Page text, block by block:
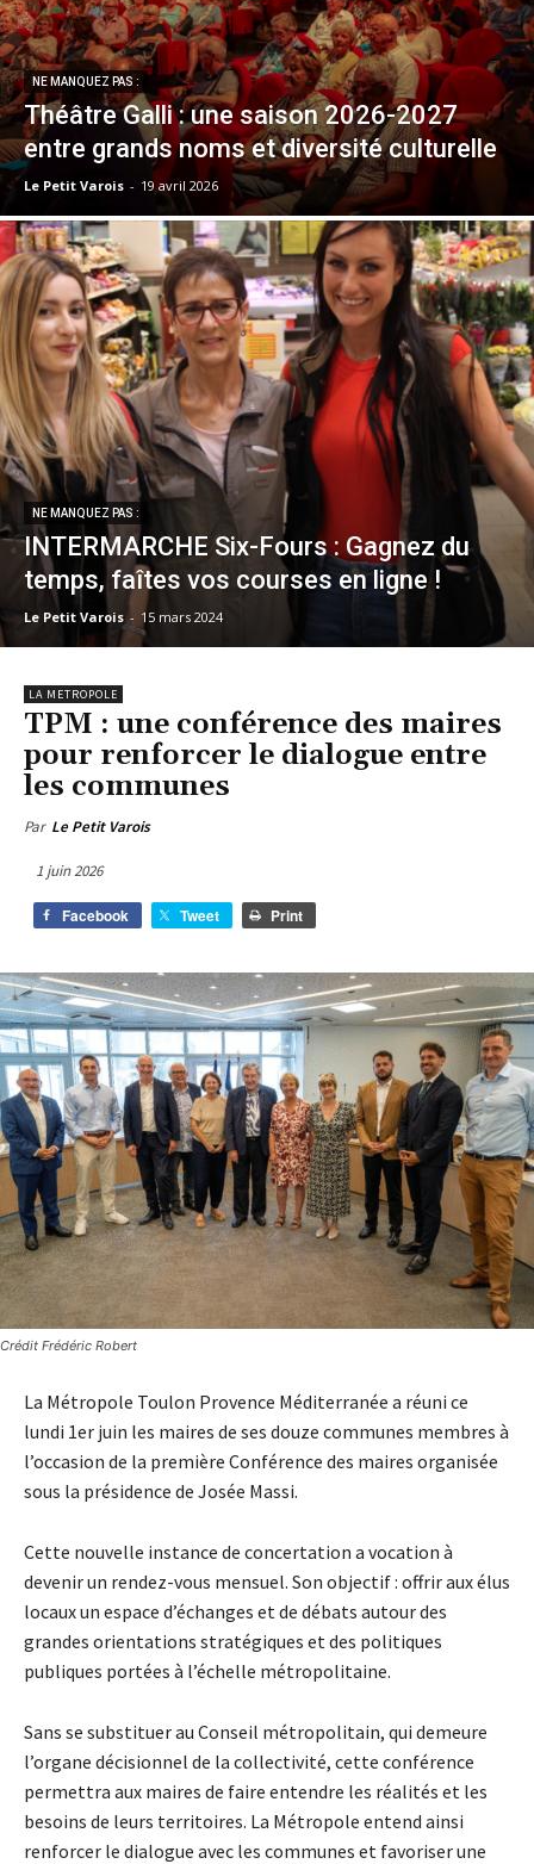
NE MANQUEZ PAS :
Théâtre Galli : une saison 2026-2027
entre grands noms et diversité culturelle
Le Petit Varois - 19 avril 2026
NE MANQUEZ PAS :
INTERMARCHE Six-Fours : Gagnez du
temps, faîtes vos courses en ligne !
Le Petit Varois - 15 mars 2024
LA METROPOLE
TPM : une conférence des maires
pour renforcer le dialogue entre
les communes
Par Le Petit Varois
1 juin 2026
Facebook Tweet Print
Crédit Frédéric Robert
La Métropole Toulon Provence Méditerranée a réuni ce
lundi 1er juin les maires de ses douze communes membres à
l’occasion de la première Conférence des maires organisée
sous la présidence de Josée Massi.
Cette nouvelle instance de concertation a vocation à
devenir un rendez-vous mensuel. Son objectif : offrir aux élus
locaux un espace d’échanges et de débats autour des
grandes orientations stratégiques et des politiques
publiques portées à l’échelle métropolitaine.
Sans se substituer au Conseil métropolitain, qui demeure
l’organe décisionnel de la collectivité, cette conférence
permettra aux maires de faire entendre les réalités et les
besoins de leurs territoires. La Métropole entend ainsi
renforcer le dialogue avec les communes et favoriser une